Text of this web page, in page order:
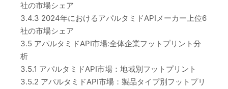
社の市場シェア
3.4.3 2024年におけるアパルタミドAPIメーカー上位6
社の市場シェア
3.5 アパルタミドAPI市場:全体企業フットプリント分
析
3.5.1 アパルタミドAPI市場：地域別フットプリント
3.5.2 アパルタミドAPI市場：製品タイプ別フットプリ